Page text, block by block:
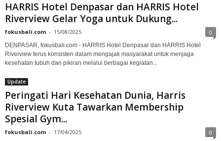
HARRIS Hotel Denpasar dan HARRIS Hotel
Riverview Gelar Yoga untuk Dukung...
fokusbali.com - 15/08/2025 0
DENPASAR, fokusbali.com - HARRIS Hotel Denpasar dan HARRIS Hotel
Riverview terus konsisten dalam mengajak masyarakat untuk menjaga
kesehatan tubuh dan pikiran melalui berbagai kegiatan...
Update
Peringati Hari Kesehatan Dunia, Harris
Riverview Kuta Tawarkan Membership
Spesial Gym...
fokusbali.com - 17/04/2025 0